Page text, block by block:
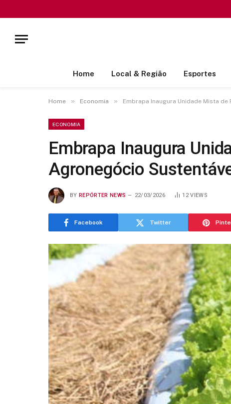
Home Local & Região Esportes
Home » Economia » Embrapa Inaugura Unidade Mista
ECONOMIA
Embrapa Inaugura
Agronegócio
BY REPÓRTER NEWS 22/03/2026 12VIEWS
Facebook Twitter